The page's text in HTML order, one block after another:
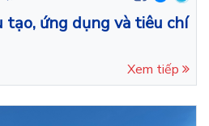
tạo, ứng dụng và tiêu chí
Xem tiếp